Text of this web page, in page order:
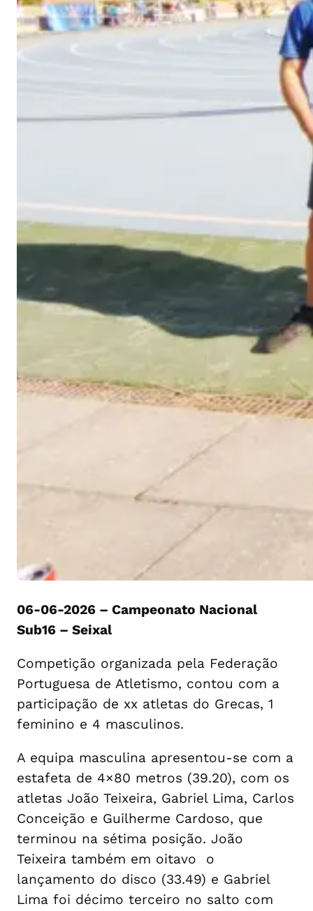
06-06-2026 – Campeonato Nacional
Sub16 – Seixal
Competição organizada pela Federação
Portuguesa de Atletismo, contou com a
participação de xx atletas do Grecas, 1
feminino e 4 masculinos.
A equipa masculina apresentou-se com a
estafeta de 4×80 metros (39.20), com os
atletas João Teixeira, Gabriel Lima, Carlos
Conceição e Guilherme Cardoso, que
terminou na sétima posição. João
Teixeira também em oitavo o
lançamento do disco (33.49) e Gabriel
Lima foi décimo terceiro no salto com